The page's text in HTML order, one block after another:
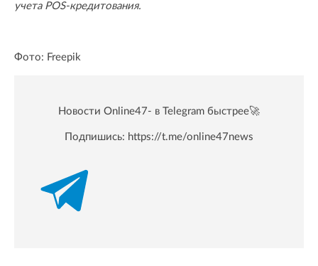
учета POS-кредитования.
Фото: Freepik
Новости Online47- в Telegram быстрее🚀
Подпишись: https://t.me/online47news